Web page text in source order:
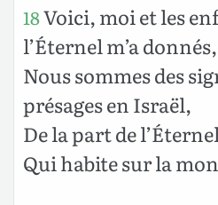
18Voici, moi et les
l’Éternel m’a donnés,
Nous sommes des
présages en Israël,
De la part de
Qui habite sur la